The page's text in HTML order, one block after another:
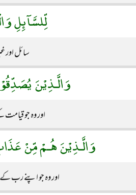
لِّلسَّآئِلِ
سائل اور
وَالَّـذِيْنَ
اور وہ جو
وَالَّـذِيْنَ هُـمْ مِّنْ
اور وہ جو اپنے رب